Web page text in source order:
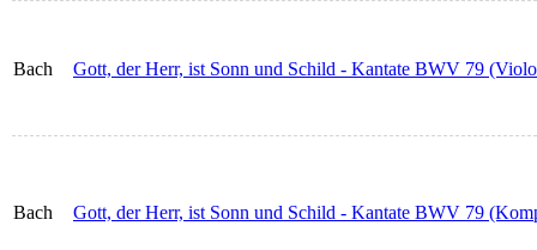
Bach Gott, der Herr, ist Sonn und Schild - Kantate BWV 79
Bach Gott, der Herr, ist Sonn und Schild - Kantate BWV 79